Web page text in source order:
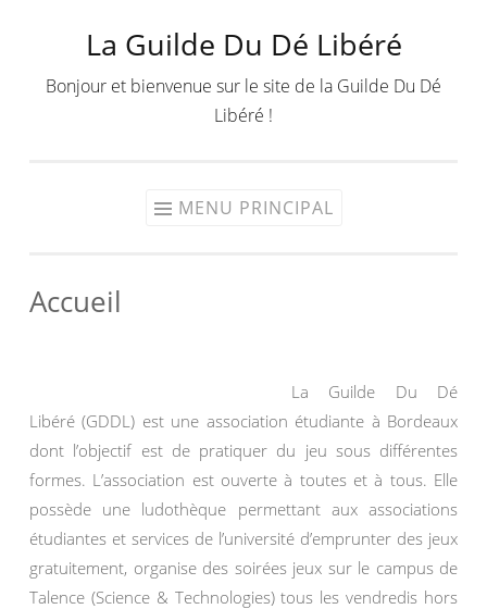
contenu
La Guilde Du Dé Libéré
Bonjour et bienvenue sur le site de la Guilde Du Dé
Libéré !
MENU PRINCIPAL
Accueil
La Guilde Du Dé
Libéré (GDDL) est une association étudiante à Bordeaux
dont l’objectif est de pratiquer du jeu sous différentes
formes. L’association est ouverte à toutes et à tous. Elle
possède une ludothèque permettant aux associations
étudiantes et services de l’université d’emprunter des jeux
gratuitement, organise des soirées jeux sur le campus de
Talence (Science & Technologies) tous les vendredis hors